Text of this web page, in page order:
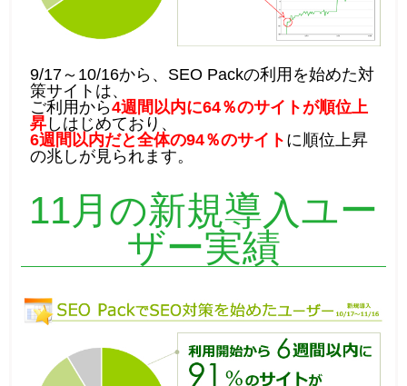
9/17～10/16から、SEO Packの利用を始めた対
策サイトは、
ご利用から4週間以内に64％のサイトが順位上
昇 しはじめており、
6週間以内だと全体の94％のサイト に順位上昇
の兆しが見られます。
11月の新規導入ユー
ザー実績